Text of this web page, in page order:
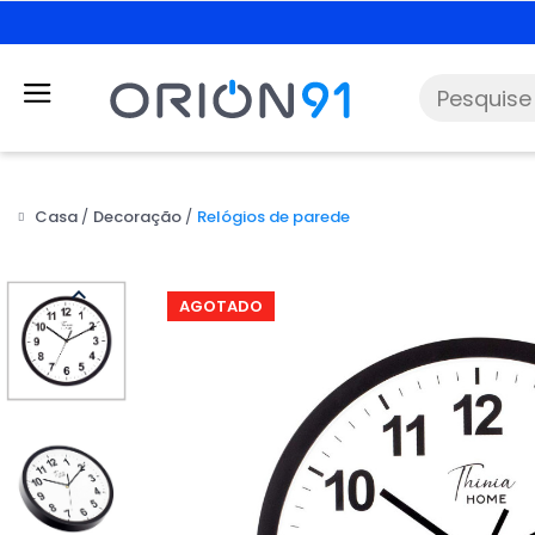
Casa Decoração Relógios de parede
AGOTADO
